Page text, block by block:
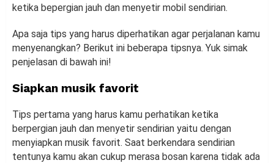
ketika bepergian jauh dan menyetir mobil sendirian.
Apa saja tips yang harus diperhatikan agar perjalanan kamu
menyenangkan? Berikut ini beberapa tipsnya. Yuk simak
penjelasan di bawah ini!
Siapkan musik favorit
Tips pertama yang harus kamu perhatikan ketika
berpergian jauh dan menyetir sendirian yaitu dengan
menyiapkan musik favorit. Saat berkendara sendirian
tentunya kamu akan cukup merasa bosan karena tidak ada